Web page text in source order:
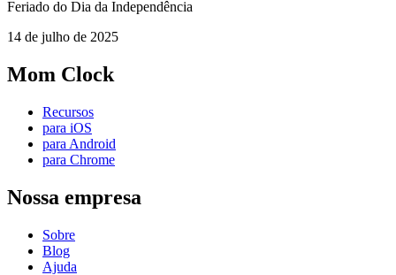
Feriado do Dia da Independência
14 de julho de 2025
Mom Clock
Recursos
para iOS
para Android
para Chrome
Nossa empresa
Sobre
Blog
Ajuda